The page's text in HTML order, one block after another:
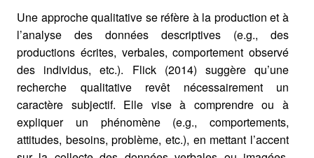
Une approche qualitative se réfère à la production et à
l’analyse des données descriptives (e.g., des
productions écrites, verbales, comportement observé
des individus, etc.). Flick (2014) suggère qu’une
recherche qualitative revêt nécessairement un
caractère subjectif. Elle vise à comprendre ou à
expliquer un phénomène (e.g., comportements,
attitudes, besoins, problème, etc.), en mettant l’accent